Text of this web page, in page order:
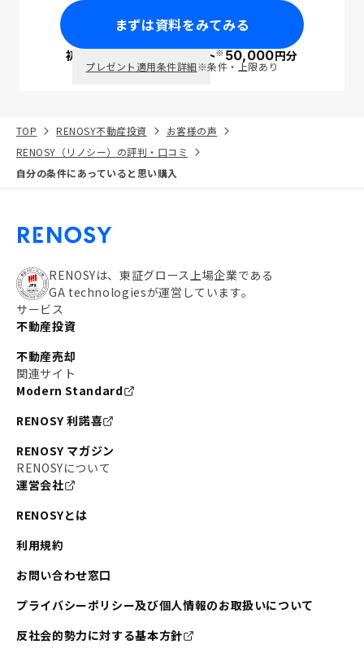
まずは資料をみてみる
初回面談で ポイント※50,000円分
プレゼント適用条件詳細※条件・上限あり
TOP RENOSY不動産投資
お客様の声
RENOSY（リノシー）の評判・口コミ
自分の条件にあっていると思い購入
RENOSYは、東証グロース上場企業である
GA technologiesが運営しています。
サービス
不動産投資
不動産売却
関連サイト
Modern Standard
RENOSY 利諾喜
RENOSY マガジン
RENOSYについて
運営会社
RENOSYとは
利用規約
お問い合わせ窓口
プライバシーポリシー及び個人情報のお取扱いについて
反社会的勢力に対する基本方針